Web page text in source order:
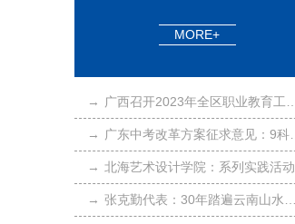
MORE+
→ 广西召开2023年全区职业教育工作会议，部署重点做好七项工作
→ 广东中考改革方案征求意见：9科目笔试明年起拟由省级统一命题
→ 北海艺术设计学院：系列实践活动弘扬雷锋精神
→ 张克勤代表：30年踏遍云南山水，建成防治线虫微生物资源库